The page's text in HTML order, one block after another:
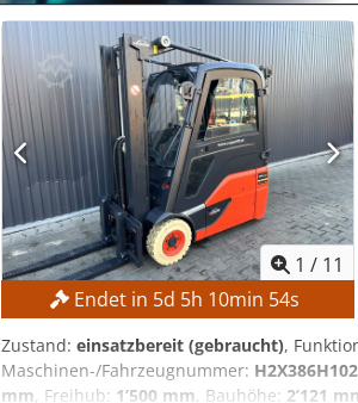
1 / 11
Endet in 5d 5h 10min 51s
Zustand: einsatzbereit (gebraucht),
Maschinen-/Fahrzeugnummer:
mm, Freihub: 1’500 mm, Bauhöhe: 2’121